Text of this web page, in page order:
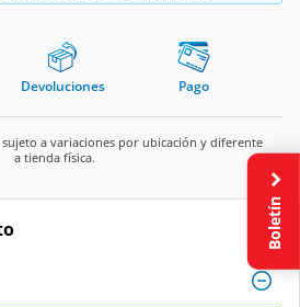
Devoluciones Pago
, sujeto a variaciones por ubicación y diferente
a tienda física.
Boletín